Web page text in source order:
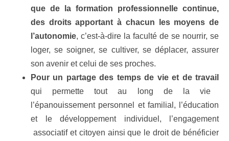
que de la formation professionnelle continue,
des droits apportant à chacun les moyens de
l’autonomie, c’est-à-dire la faculté de se nourrir, se
loger, se soigner, se cultiver, se déplacer, assurer
son avenir et celui de ses proches.
Pour un partage des temps de vie et de travail
qui permette tout au long de la vie
l’épanouissement personnel et familial, l’éducation
et le développement individuel, l’engagement
associatif et citoyen ainsi que le droit de bénéficier